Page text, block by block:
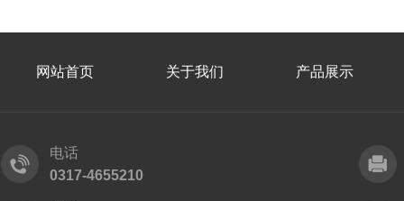
网站首页 关于我们 产品展示
电话
0317-4655210